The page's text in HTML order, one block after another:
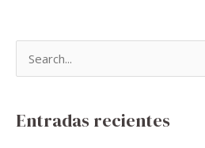
Entradas recientes